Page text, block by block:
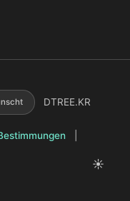
DTREE.KR
☀️